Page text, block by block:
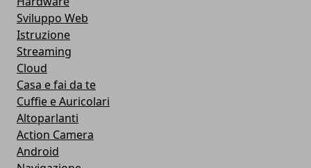
Sviluppo Web
Istruzione
Streaming
Cloud
Casa e fai da te
Cuffie e Auricolari
Altoparlanti
Action Camera
Android